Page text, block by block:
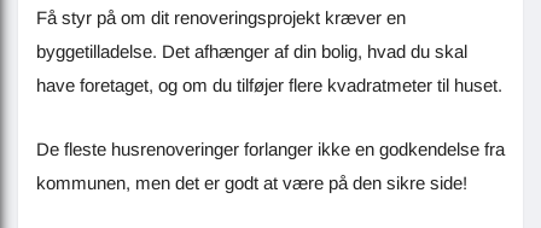
Få styr på om dit renoveringsprojekt kræver en
byggetilladelse. Det afhænger af din bolig, hvad du skal
have foretaget, og om du tilføjer flere kvadratmeter til huset.
De fleste husrenoveringer forlanger ikke en godkendelse fra
kommunen, men det er godt at være på den sikre side!